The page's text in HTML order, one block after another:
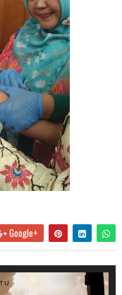
Google+